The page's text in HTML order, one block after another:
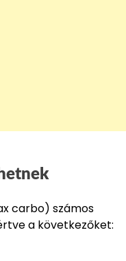
carbo) számos
a következőket: